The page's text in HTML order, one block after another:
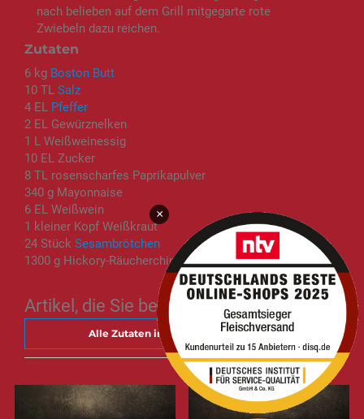
Zutaten
6 kg Boston Butt
10 TL Salz
4 EL Pfeffer
2 EL Gewürznelken
1 L Weißweinessig
10 EL Zucker
8 TL rosenscharfes Paprikapulver
340 g Mayonnaise
6 EL Weißwein
1 kleiner Kopf Weißkraut
24 Stück Sesambrötchen
1300 g Hickory-Räucherchips
nach belieben auf dem Grill mitgegarte rote
Zwiebeln dazu reichen.
Artikel, die Sie benötigen
Alle Zutaten in den Warenkorb legen
×